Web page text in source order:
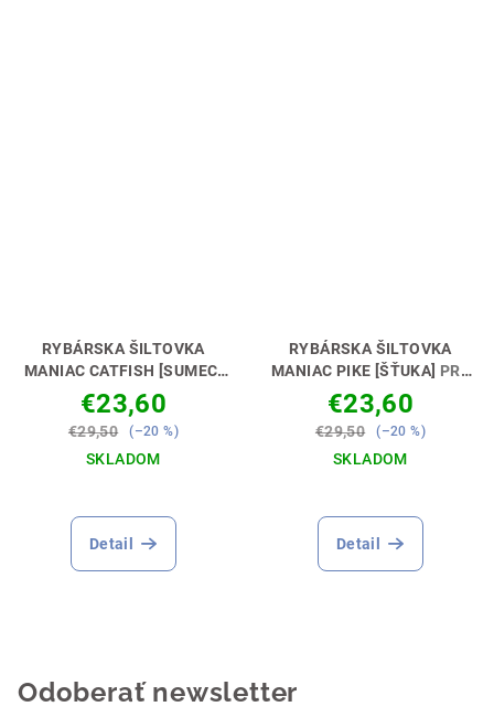
RYBÁRSKA ŠILTOVKA
MANIAC CATFISH [SUMEC]
PRE SUMCOVÝCH
MANIAKOV 🧢😎
€23,60
€29,50 (–20 %)
SKLADOM
hodnotenie
produktu
Detail
RYBÁRSKA ŠILTOVKA
MANIAC PIKE [ŠŤUKA] PRE
ŠŤUKOVÝCH MANIAKOV 🧢
😎
€23,60
€29,50 (–20 %)
SKLADOM
Detail
Odoberať newsletter